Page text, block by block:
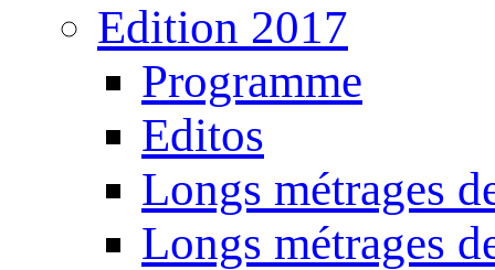
Edition 2017
Programme
Editos
Longs métrages
Longs métrages